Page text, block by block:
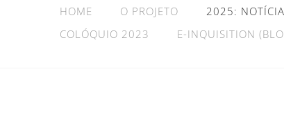
HOME O PROJETO 2025:
COLÓQUIO 2023
E-INQUISITION